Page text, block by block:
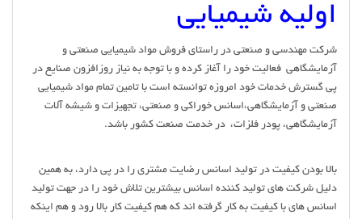
اولیه شیمیایی
شرکت مهندسی و صنعتی در راستای فروش مواد شیمیایی صنعتی و
آزمایشگاهی فعالیت خود را آغاز کرده و با توجه به نیاز روزافزون صنایع در
پی گسترش خدمات خود امروزه توانسته است با تامین تمام مواد شیمیایی
صنعتی و آزمایشگاهی،اسانس خوراکی و صنعتی، تجهیزات و شیشه آلات
آزمایشگاهی، پودر فلزات، در خدمت صنعت کشور باشد.
بالا بودن کیفیت در تولید اسانس رضایت مشتری را در پی دارد، به همین
دلیل شرکت های تولید کننده اسانس بیشترین تلاش خود را در جهت تولید
اسانس های با کیفیت به کار گرفته اند که هم کیفیت کار بالا رود و هم اینکه